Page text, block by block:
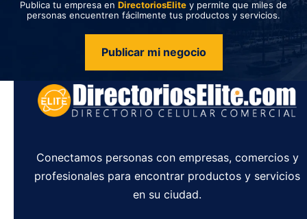
Publica tu empresa en DirectoriosElite y permite que miles de
personas encuentren fácilmente tus productos y servicios.
Publicar mi negocio
Conectamos personas con empresas, comercios y
profesionales para encontrar productos y servicios
en su ciudad.